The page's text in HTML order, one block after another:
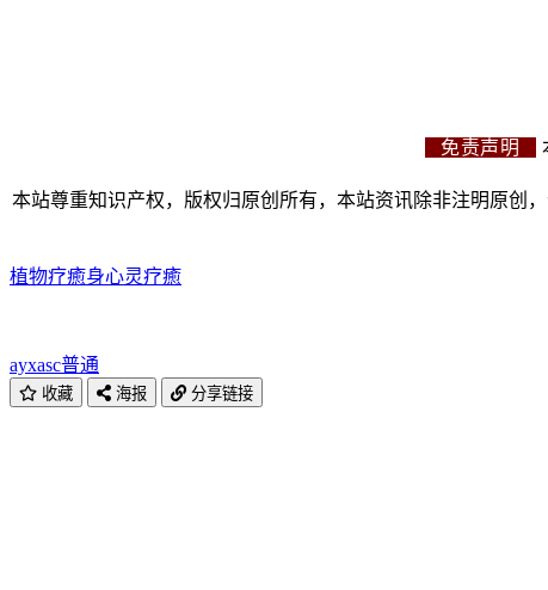
免责声明
本站尊重知识产权，版权归原创所有，本站资讯除非注明原创
植物疗癒身心灵疗癒
ayxasc普通
收藏 海报 分享链接